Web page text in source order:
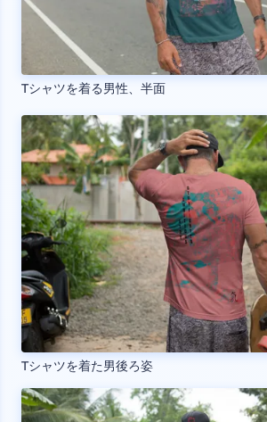
Tシャツを着る男性、半面
Tシャツを着た男後ろ姿